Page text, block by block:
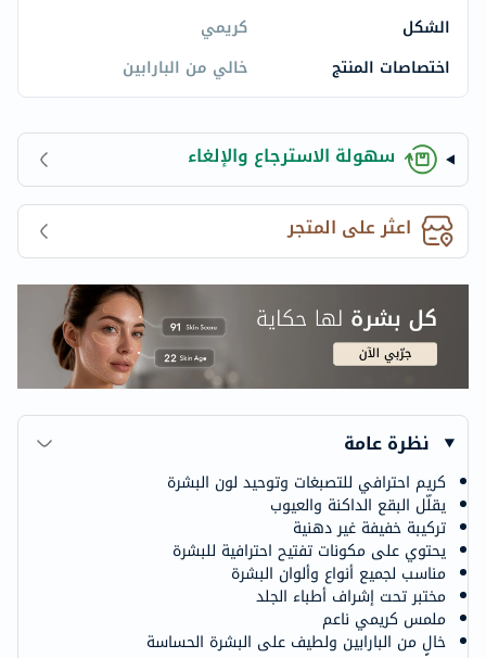
الشكل
كريمي
اختصاصات المنتج
خالي من البارابين
سهولة الاسترجاع والإلغاء
اعثر على المتجر
نظرة عامة
كريم احترافي للتصبغات وتوحيد لون البشرة
يقلّل البقع الداكنة والعيوب
تركيبة خفيفة غير دهنية
يحتوي على مكونات تفتيح احترافية للبشرة
مناسب لجميع أنواع وألوان البشرة
مختبر تحت إشراف أطباء الجلد
ملمس كريمي ناعم
خالٍ من البارابين ولطيف على البشرة الحساسة